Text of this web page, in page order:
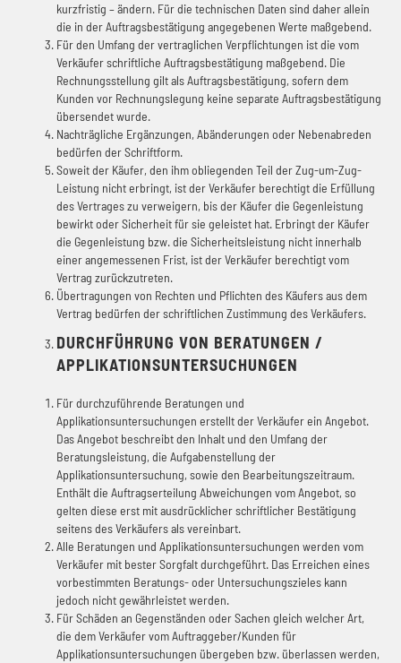
kurzfristig – ändern. Für die technischen Daten sind daher allein
die in der Auftragsbestätigung angegebenen Werte maßgebend.
Für den Umfang der vertraglichen Verpflichtungen ist die vom
Verkäufer schriftliche Auftragsbestätigung maßgebend. Die
Rechnungsstellung gilt als Auftragsbestätigung, sofern dem
Kunden vor Rechnungslegung keine separate Auftragsbestätigung
übersendet wurde.
Nachträgliche Ergänzungen, Abänderungen oder Nebenabreden
bedürfen der Schriftform.
Soweit der Käufer, den ihm obliegenden Teil der Zug-um-Zug-
Leistung nicht erbringt, ist der Verkäufer berechtigt die Erfüllung
des Vertrages zu verweigern, bis der Käufer die Gegenleistung
bewirkt oder Sicherheit für sie geleistet hat. Erbringt der Käufer
die Gegenleistung bzw. die Sicherheitsleistung nicht innerhalb
einer angemessenen Frist, ist der Verkäufer berechtigt vom
Vertrag zurückzutreten.
Übertragungen von Rechten und Pflichten des Käufers aus dem
Vertrag bedürfen der schriftlichen Zustimmung des Verkäufers.
DURCHFÜHRUNG VON BERATUNGEN /
APPLIKATIONSUNTERSUCHUNGEN
Für durchzuführende Beratungen und
Applikationsuntersuchungen erstellt der Verkäufer ein Angebot.
Das Angebot beschreibt den Inhalt und den Umfang der
Beratungsleistung, die Aufgabenstellung der
Applikationsuntersuchung, sowie den Bearbeitungszeitraum.
Enthält die Auftragserteilung Abweichungen vom Angebot, so
gelten diese erst mit ausdrücklicher schriftlicher Bestätigung
seitens des Verkäufers als vereinbart.
Alle Beratungen und Applikationsuntersuchungen werden vom
Verkäufer mit bester Sorgfalt durchgeführt. Das Erreichen eines
vorbestimmten Beratungs- oder Untersuchungszieles kann
jedoch nicht gewährleistet werden.
Für Schäden an Gegenständen oder Sachen gleich welcher Art,
die dem Verkäufer vom Auftraggeber/Kunden für
Applikationsuntersuchungen übergeben bzw. überlassen werden,